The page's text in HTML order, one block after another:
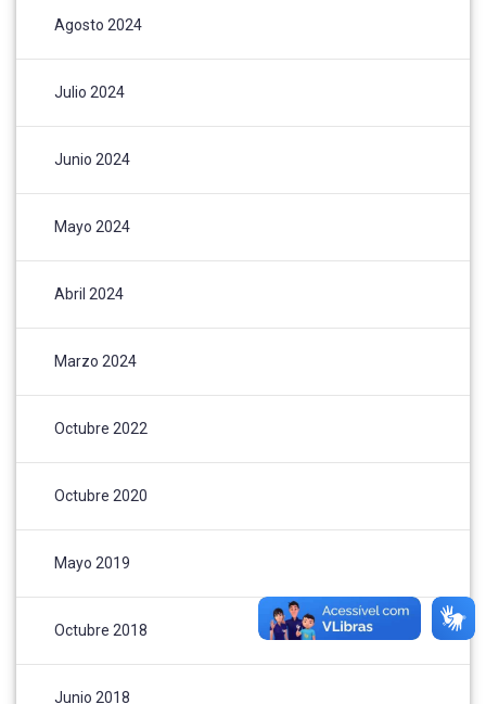
Agosto 2024
Julio 2024
Junio 2024
Mayo 2024
Abril 2024
Marzo 2024
Octubre 2022
Octubre 2020
Mayo 2019
Octubre 2018
Junio 2018